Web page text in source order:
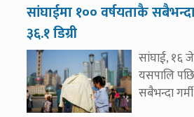
सांघाईमा १०० वर्षयताकै
३६.१ डिग्री
सांघाई, १६
यसपालि
सबैभन्दा